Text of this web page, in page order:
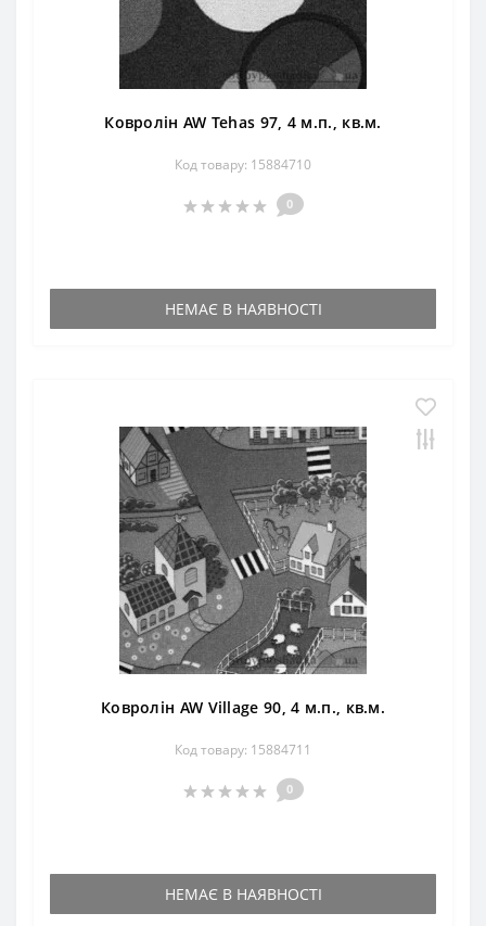
Ковролін AW Tehas 97, 4 м.п., кв.м.
Код товару: 15884710
0
НЕМАЄ В НАЯВНОСТІ
Ковролін AW Village 90, 4 м.п., кв.м.
Код товару: 15884711
0
НЕМАЄ В НАЯВНОСТІ